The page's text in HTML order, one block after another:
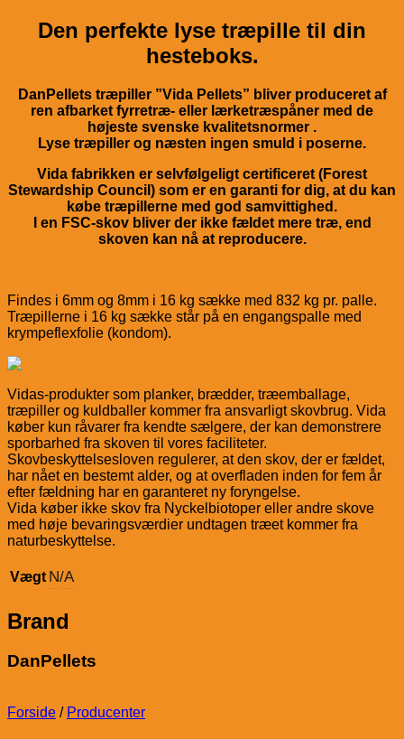
Den perfekte lyse træpille til din
hesteboks.
DanPellets træpiller ”Vida Pellets” bliver produceret af
ren afbarket fyrretræ- eller lærketræspåner med de
højeste svenske kvalitetsnormer .
Lyse træpiller og næsten ingen smuld i poserne.
Vida fabrikken er selvfølgeligt certificeret (Forest
Stewardship Council) som er en garanti for dig, at du kan
købe træpillerne med god samvittighed.
I en FSC-skov bliver der ikke fældet mere træ, end
skoven kan nå at reproducere.
Findes i 6mm og 8mm i 16 kg sække med 832 kg pr. palle.
Træpillerne i 16 kg sække står på en engangspalle med
krympeflexfolie (kondom).
Vidas-produkter som planker, brædder, træemballage,
træpiller og kuldballer kommer fra ansvarligt skovbrug. Vida
køber kun råvarer fra kendte sælgere, der kan demonstrere
sporbarhed fra skoven til vores faciliteter.
Skovbeskyttelsesloven regulerer, at den skov, der er fældet,
har nået en bestemt alder, og at overfladen inden for fem år
efter fældning har en garanteret ny foryngelse.
Vida køber ikke skov fra Nyckelbiotoper eller andre skove
med høje bevaringsværdier undtagen træet kommer fra
naturbeskyttelse.
Vægt N/A
Brand
DanPellets
Forside / Producenter